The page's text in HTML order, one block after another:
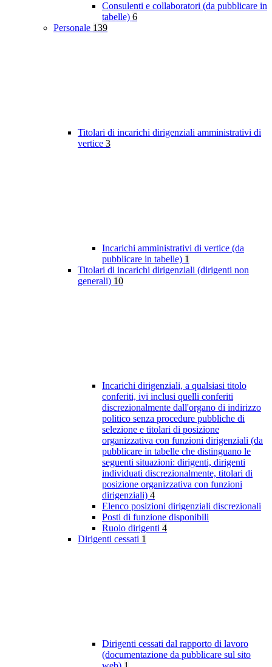
Consulenti e collaboratori (da pubblicare in
tabelle) 6
Personale 139
Titolari di incarichi dirigenziali amministrativi di
vertice 3
Incarichi amministrativi di vertice (da
pubblicare in tabelle) 1
Titolari di incarichi dirigenziali (dirigenti non
generali) 10
Incarichi dirigenziali, a qualsiasi titolo
conferiti, ivi inclusi quelli conferiti
discrezionalmente dall'organo di indirizzo
politico senza procedure pubbliche di
selezione e titolari di posizione
organizzativa con funzioni dirigenziali (da
pubblicare in tabelle che distinguano le
seguenti situazioni: dirigenti, dirigenti
individuati discrezionalmente, titolari di
posizione organizzativa con funzioni
dirigenziali) 4
Elenco posizioni dirigenziali discrezionali
Posti di funzione disponibili
Ruolo dirigenti 4
Dirigenti cessati 1
Dirigenti cessati dal rapporto di lavoro
(documentazione da pubblicare sul sito